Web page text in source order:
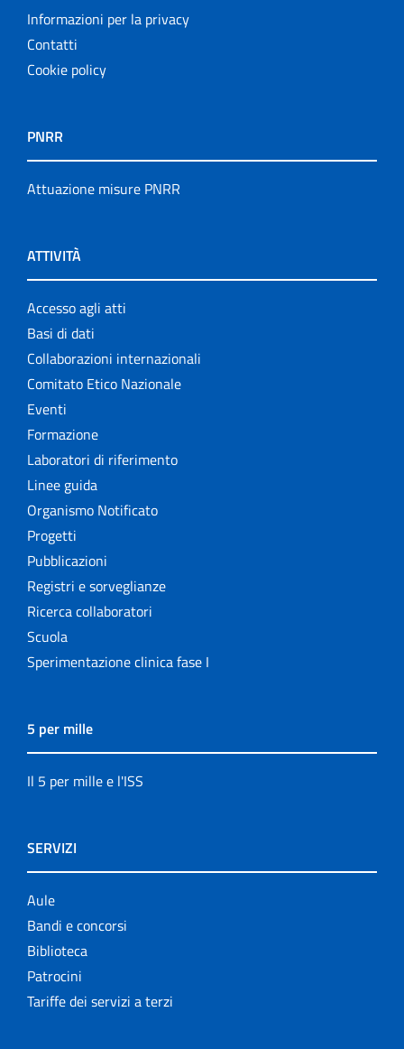
Informazioni per la privacy
Contatti
Cookie policy
PNRR
Attuazione misure PNRR
ATTIVITÀ
Accesso agli atti
Basi di dati
Collaborazioni internazionali
Comitato Etico Nazionale
Eventi
Formazione
Laboratori di riferimento
Linee guida
Organismo Notificato
Progetti
Pubblicazioni
Registri e sorveglianze
Ricerca collaboratori
Scuola
Sperimentazione clinica fase I
5 per mille
Il 5 per mille e l'ISS
SERVIZI
Aule
Bandi e concorsi
Biblioteca
Patrocini
Tariffe dei servizi a terzi